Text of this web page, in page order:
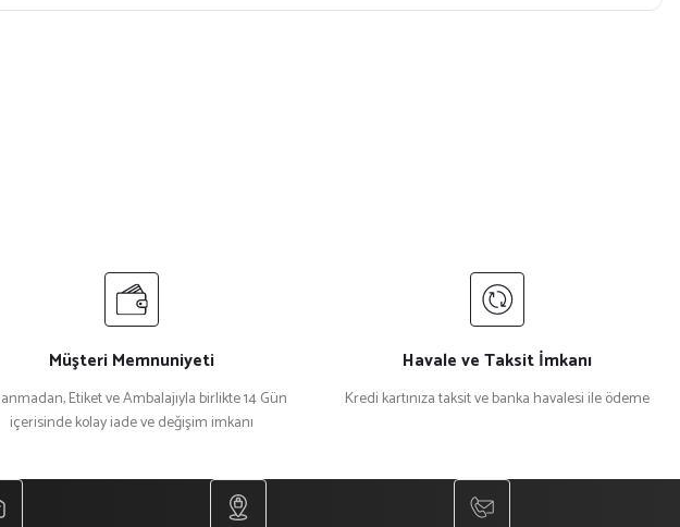
Müşteri Memnuniyeti
Etiket ve Ambalajıyla birlikte 14 Gün
içerisinde kolay iade ve değişim imkanı
Havale ve Taksit İmkanı
Kredi kartınıza taksit ve banka havalesi ile ödeme